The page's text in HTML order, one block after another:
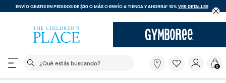
ENVÍO GRATIS EN PEDIDOS DE $30 O MÁS OENVÍO A TIENDA Y AHORRA* 10%VER DETALLES
El siguiente campo de búsqueda filtra las
buscando?
0